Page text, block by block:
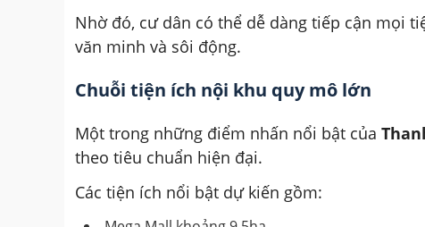
Nhờ đó, cư dân có thể dễ dàng tiếp cận mọi
văn minh và sôi động.
Chuỗi tiện ích nội khu quy mô lớn
Một trong những điểm nhấn nổi bật của
theo tiêu chuẩn hiện đại.
Các tiện ích nổi bật dự kiến gồm: